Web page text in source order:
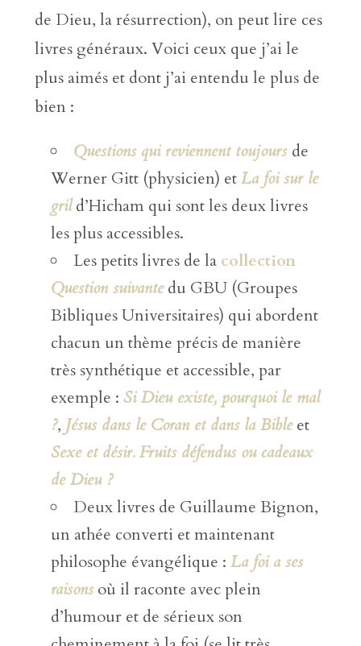
de Dieu, la résurrection), on peut lire ces
livres généraux. Voici ceux que j’ai le
plus aimés et dont j’ai entendu le plus de
bien :
Questions qui reviennent toujours de
Werner Gitt (physicien) etLa foi sur le
grild’Hicham qui sont les deux livres
les plus accessibles.
Les petits livres de la collection
Question suivantedu GBU (Groupes
Bibliques Universitaires) qui abordent
chacun un thème précis de manière
très synthétique et accessible, par
exemple : Si Dieu existe, pourquoi le mal
?, Jésus dans le Coran et dans la Bibleet
Sexe et désir. Fruits défendus ou cadeaux
de Dieu ?
Deux livres de Guillaume Bignon,
un athée converti et maintenant
philosophe évangélique : La foi a ses
raisonsoù il raconte avec plein
d’humour et de sérieux son